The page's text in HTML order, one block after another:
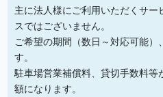
主に法人様にご利用いただくサ
スではございません。
ご希望の期間（数日～対応可能）
す。
駐車場営業補償料、貸切手数料
額になります。